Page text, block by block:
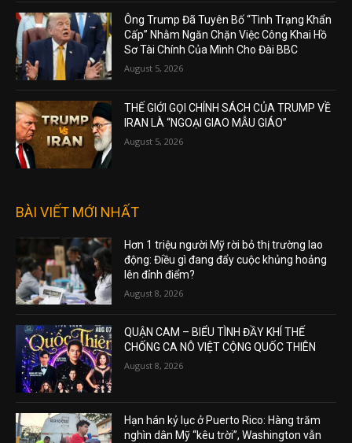
Ông Trump Đã Tuyên Bố “Tình Trạng Khẩn
Cấp” Nhằm Ngăn Chặn Việc Công Khai Hồ
Sơ Tài Chính Của Mình Cho Đài BBC
August 5, 2026
THẾ GIỚI GỌI CHÍNH SÁCH CỦA TRUMP VỀ
IRAN LÀ “NGOẠI GIAO MẪU GIÁO”
August 5, 2026
BÀI VIẾT MỚI NHẤT
Hơn 1 triệu người Mỹ rời bỏ thị trường lao
động: Điều gì đang đẩy cuộc khủng hoảng
lên đỉnh điểm?
August 8, 2026
QUẬN CAM – BIỂU TÌNH ĐẦY KHÍ THẾ
CHỐNG CA NÔ VIỆT CỘNG QUỐC THIÊN
August 8, 2026
Hạn hán kỷ lục ở Puerto Rico: Hàng trăm
nghìn dân Mỹ “kêu trời”, Washington vẫn